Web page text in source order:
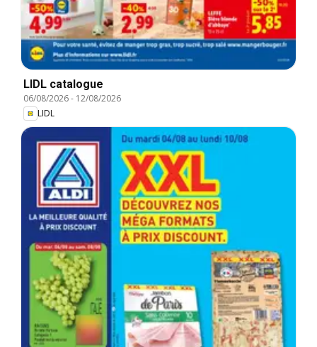
LIDL catalogue
06/08/2026- 12/08/2026
LIDL